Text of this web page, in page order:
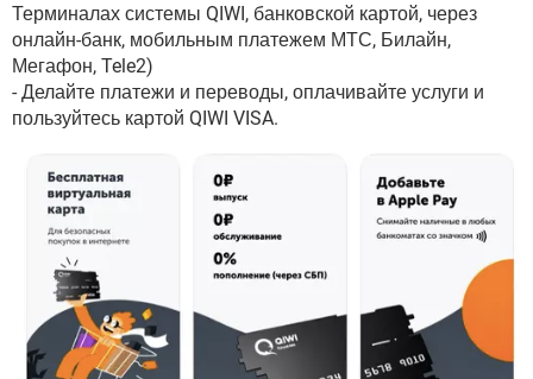
Терминалах системы QIWI, банковской картой, через
онлайн-банк, мобильным платежем МТС, Билайн,
Мегафон, Tele2)
- Делайте платежи и переводы, оплачивайте услуги и
пользуйтесь картой QIWI VISA.